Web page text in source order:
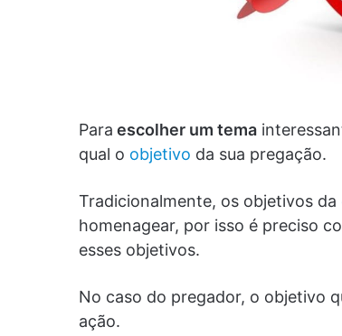
Para escolher um tema
qual o objetivo da sua pregação.
Tradicionalmente, os objetivos da
homenagear, por isso é preciso
esses objetivos.
No caso do pregador, o objetivo
ação.